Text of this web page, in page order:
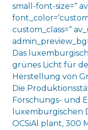
small-font-size=“
custom_class=“
Das
grünes Licht für
Herstellung von
Die
Forschungs- und
luxemburgischen
OCSiAl plant, 300